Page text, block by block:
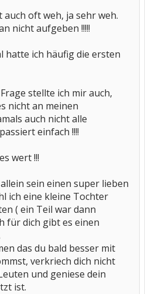
auch oft weh, ja sehr weh.
nicht aufgeben !!!!!
hatte ich häufig die ersten
stellte ich mir auch,
nicht an meinen
auch nicht alle
einfach !!!!
wert !!!
sein einen super lieben
ich eine kleine Tochter
( ein Teil war dann
für dich gibt es einen
das du bald besser mit
verkriech dich nicht
und geniese dein
ist.